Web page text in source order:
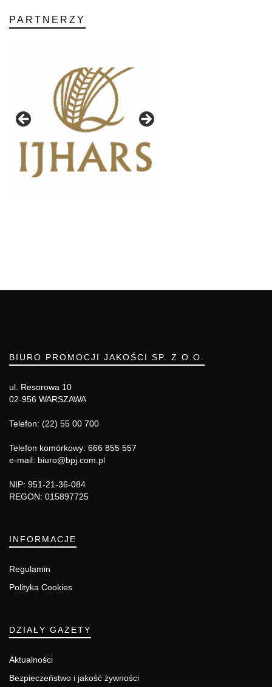
PARTNERZY
BIURO PROMOCJI JAKOŚCI SP. Z O.O.
ul. Resorowa 10
02-956 WARSZAWA
Telefon: (22) 55 00 700
Telefon komórkowy: 666 855 557
e-mail: biuro@bpj.com.pl
NIP: 951-21-36-084
REGON: 015897725
INFORMACJE
Regulamin
Polityka Cookies
DZIAŁY GAZETY
Aktualności
Bezpieczeństwo i jakość żywności